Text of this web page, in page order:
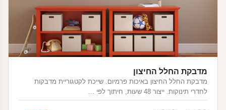
מדבקת החלל החיצון
מדבקת החלל החיצון באיכות פרמיום. שייכת לקטגוריית מדבקות
לחדרי תינוקות. ייצור 48 שעות, חיתוך לפי …